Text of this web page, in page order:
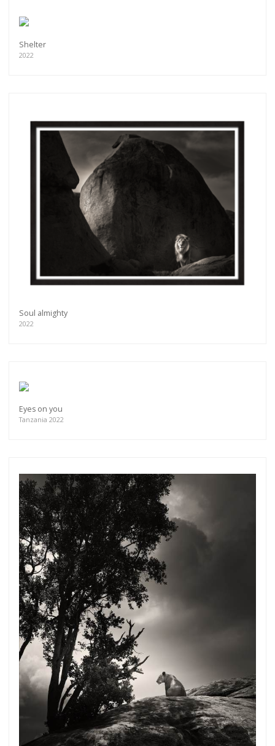
Shelter
2022
Soul almighty
2022
Eyes on you
Tanzania 2022